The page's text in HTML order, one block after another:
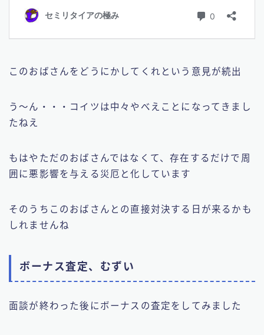
このおばさんをどうにかしてくれという意見が続出
う〜ん・・・コイツは中々やべえことになってきまし
たねえ
もはやただのおばさんではなくて、存在するだけで周
囲に悪影響を与える災厄と化しています
そのうちこのおばさんとの直接対決する日が来るかも
しれませんね
ボーナス査定、むずい
面談が終わった後にボーナスの査定をしてみました